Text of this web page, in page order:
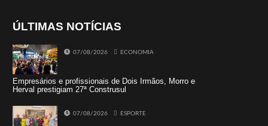
ÚLTIMAS NOTÍCIAS
07/08/2026 ECONOMIA
Empresários e profissionais de Dois Irmãos, Morro e
Herval prestigiam 27ª Construsul
07/08/2026 ESPORTE